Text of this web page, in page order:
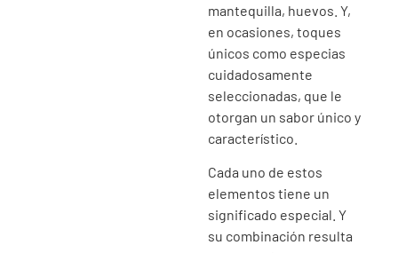
mantequilla, huevos. Y,
en ocasiones, toques
únicos como especias
cuidadosamente
seleccionadas, que le
otorgan un sabor único y
característico.
Cada uno de estos
elementos tiene un
significado especial. Y
su combinación resulta